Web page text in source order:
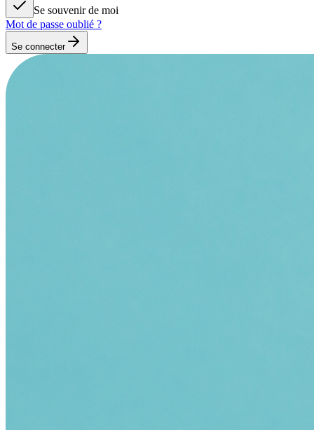
Se souvenir de moi
Mot de passe oublié ?
Se connecter